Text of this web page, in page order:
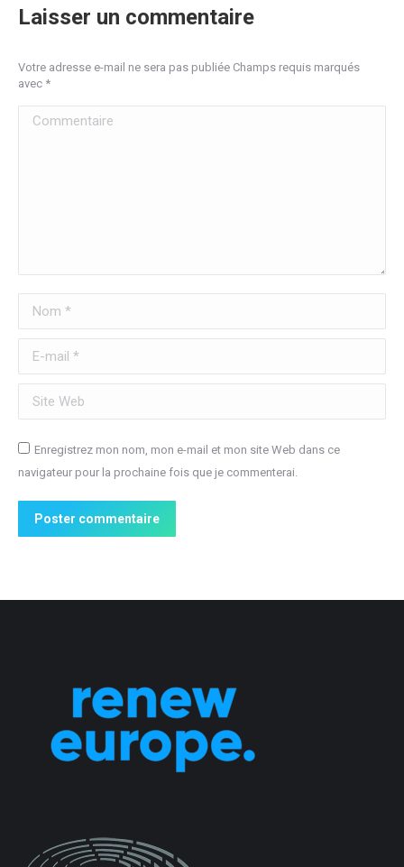
Laisser un commentaire
Votre adresse e-mail ne sera pas publiée Champs requis marqués
avec *
Commentaire
Nom *
E-mail *
Site Web
Enregistrez mon nom, mon e-mail et mon site Web dans ce
navigateur pour la prochaine fois que je commenterai.
Poster commentaire